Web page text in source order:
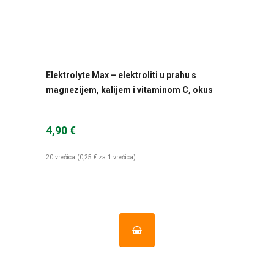
Elektrolyte Max – elektroliti u prahu s
magnezijem, kalijem i vitaminom C, okus
4,90 €
20 vrećica (0,25 € za 1 vrećica)